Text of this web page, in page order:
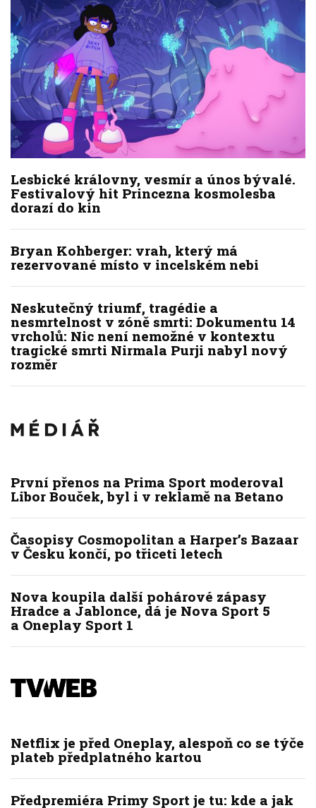
Lesbické královny, vesmír a únos bývalé.
Festivalový hit Princezna kosmolesba
dorazí do kin
Bryan Kohberger: vrah, který má
rezervované místo v incelském nebi
Neskutečný triumf, tragédie a
nesmrtelnost v zóně smrti: Dokumentu 14
vrcholů: Nic není nemožné v kontextu
tragické smrti Nirmala Purji nabyl nový
rozměr
První přenos na Prima Sport moderoval
Libor Bouček, byl i v reklamě na Betano
Časopisy Cosmopolitan a Harper’s Bazaar
v Česku končí, po třiceti letech
Nova koupila další pohárové zápasy
Hradce a Jablonce, dá je Nova Sport 5
a Oneplay Sport 1
Netflix je před Oneplay, alespoň co se týče
plateb předplatného kartou
Předpremiéra Primy Sport je tu: kde a jak